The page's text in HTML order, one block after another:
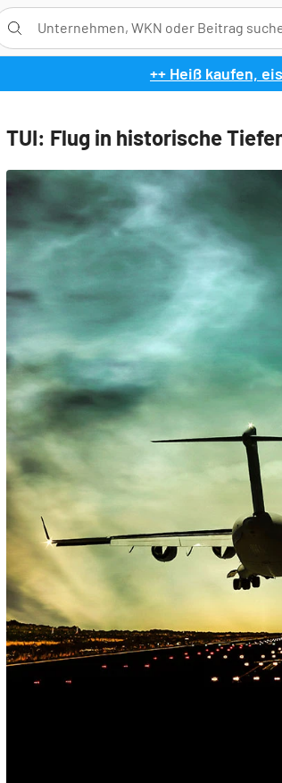
++ Heiß kaufen,
TUI: Flug in historische